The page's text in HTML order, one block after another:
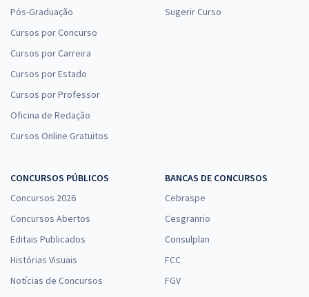
Pós-Graduação
Cursos por Concurso
Cursos por Carreira
Cursos por Estado
Cursos por Professor
Oficina de Redação
Cursos Online Gratuitos
Sugerir Curso
CONCURSOS PÚBLICOS
Concursos 2026
Concursos Abertos
Editais Publicados
Histórias Visuais
Notícias de Concursos
BANCAS DE CONCURSOS
Cebraspe
Cesgranrio
Consulplan
FCC
FGV